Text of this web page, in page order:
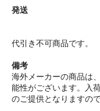
発送
代引き不可商品です。
備考
海外メーカーの商品は
能性がございます。入
のご提供となりますの